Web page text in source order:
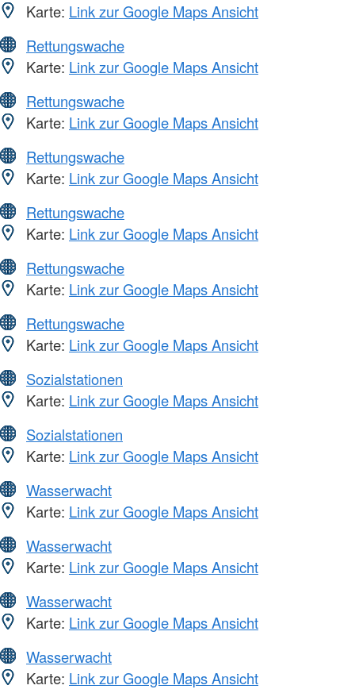
Karte: Link zur Google Maps Ansicht
Rettungswache
Karte: Link zur Google Maps Ansicht
Rettungswache
Karte: Link zur Google Maps Ansicht
Rettungswache
Karte: Link zur Google Maps Ansicht
Rettungswache
Karte: Link zur Google Maps Ansicht
Rettungswache
Karte: Link zur Google Maps Ansicht
Rettungswache
Karte: Link zur Google Maps Ansicht
Sozialstationen
Karte: Link zur Google Maps Ansicht
Sozialstationen
Karte: Link zur Google Maps Ansicht
Wasserwacht
Karte: Link zur Google Maps Ansicht
Wasserwacht
Karte: Link zur Google Maps Ansicht
Wasserwacht
Karte: Link zur Google Maps Ansicht
Wasserwacht
Karte: Link zur Google Maps Ansicht